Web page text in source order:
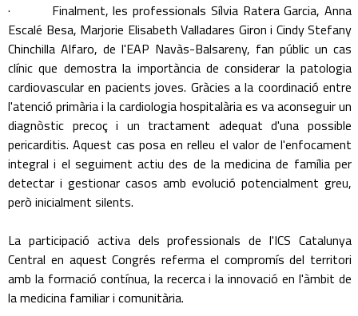
· Finalment, les professionals Sílvia Ratera Garcia, Anna
Escalé Besa, Marjorie Elisabeth Valladares Giron i Cindy Stefany
Chinchilla Alfaro, de l'EAP Navàs-Balsareny, fan públic un cas
clínic que demostra la importància de considerar la patologia
cardiovascular en pacients joves. Gràcies a la coordinació entre
l'atenció primària i la cardiologia hospitalària es va aconseguir un
diagnòstic precoç i un tractament adequat d'una possible
pericarditis. Aquest cas posa en relleu el valor de l'enfocament
integral i el seguiment actiu des de la medicina de família per
detectar i gestionar casos amb evolució potencialment greu,
però inicialment silents.
La participació activa dels professionals de l'ICS Catalunya
Central en aquest Congrés referma el compromís del territori
amb la formació contínua, la recerca i la innovació en l'àmbit de
la medicina familiar i comunitària.